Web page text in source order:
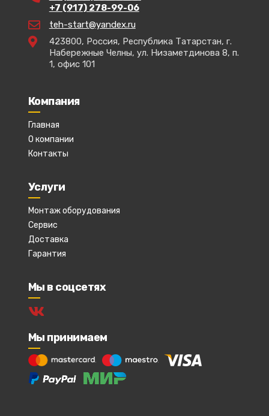
+7 (917) 278-99-06
teh-start@yandex.ru
423800, Россия, Республика Татарстан, г.
Набережные Челны, ул. Низаметдинова 8, п.
1, офис 101
Компания
Главная
О компании
Контакты
Услуги
Монтаж оборудования
Сервис
Доставка
Гарантия
Мы в соцсетях
Мы принимаем